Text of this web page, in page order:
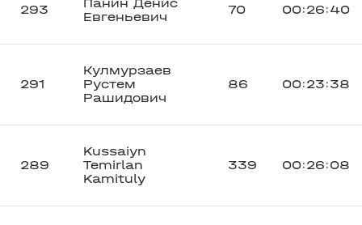
293
Панин Денис
Евгеньевич
70 00:26:40
291
Кулмурзаев
Рустем
Рашидович
86 00:23:38
289
Kussaiyn
Temirlan
Kamituly
339 00:26:08